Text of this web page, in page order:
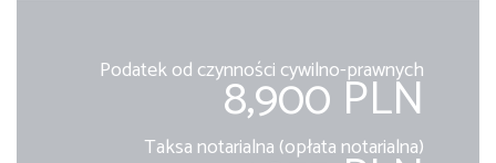
Podatek od czynności cywilno-prawnych
8,900 PLN
Taksa notarialna (opłata notarialna)